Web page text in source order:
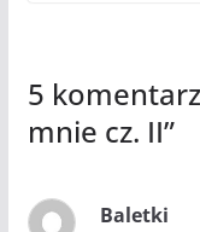
5
mnie cz. II”
Baletki